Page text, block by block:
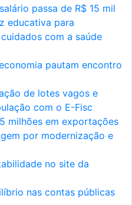
passa de R$ 15 mil
educativa para
com a saúde
pautam encontro
de lotes vagos e
com o E-Fisc
milhões em exportações
por modernização e
no site da
nas contas públicas